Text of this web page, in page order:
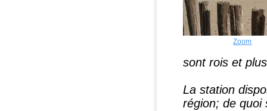
Zoom
sont rois et
La station
région; de quoi